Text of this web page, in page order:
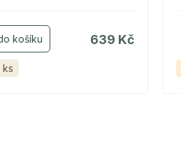
639 Kč
ks